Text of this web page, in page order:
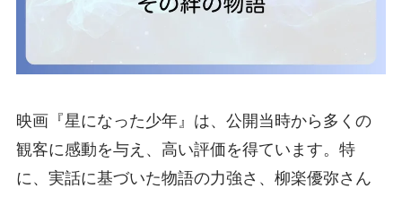
映画『星になった少年』は、公開当時から多くの
観客に感動を与え、高い評価を得ています。特
に、実話に基づいた物語の力強さ、柳楽優弥さん